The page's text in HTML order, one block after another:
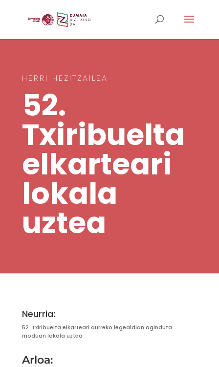
HERRI HEZITZAILEA
52.
Txiribuelta
elkarteari
lokala
uztea
Neurria:
52. Txiribuelta elkarteari aurreko legealdian aginduta
moduan lokala uztea
Arloa: